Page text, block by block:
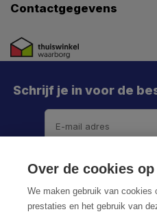
Contactgegevens
Schrijf je in voor de
Over de cookies
We maken gebruik van cookies
prestaties en het gebruik van